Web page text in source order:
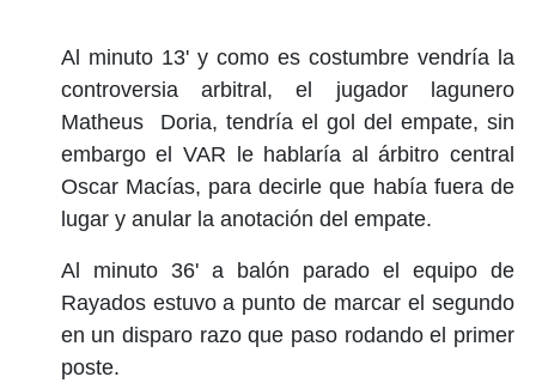
Al minuto 13' y como es costumbre vendría la
controversia arbitral, el jugador lagunero
Matheus Doria, tendría el gol del empate, sin
embargo el VAR le hablaría al árbitro central
Oscar Macías, para decirle que había fuera de
lugar y anular la anotación del empate.
Al minuto 36' a balón parado el equipo de
Rayados estuvo a punto de marcar el segundo
en un disparo razo que paso rodando el primer
poste.